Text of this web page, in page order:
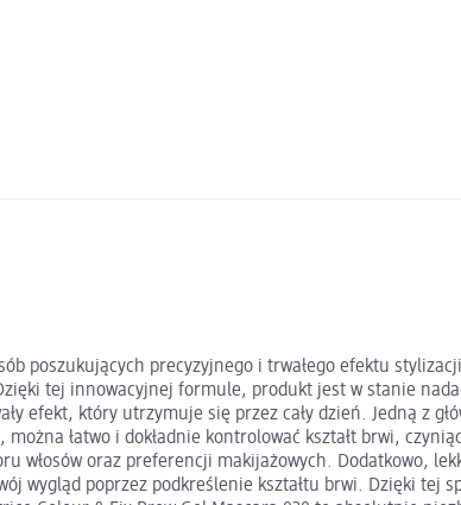
poszukujących precyzyjnego i trwałego efektu
tej innowacyjnej formule, produkt jest w stanie
efekt, który utrzymuje się przez cały dzień. Jedną z
łatwo i dokładnie kontrolować kształt brwi,
włosów oraz preferencji makijażowych. Dodatkowo,
wygląd poprzez podkreślenie kształtu brwi. Dzięki tej